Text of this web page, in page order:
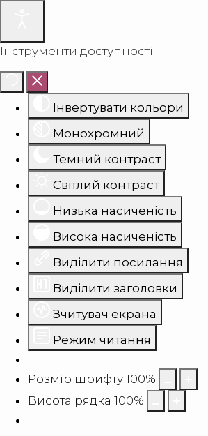
Інструменти доступності
Інвертувати кольори
Монохромний
Темний контраст
Світлий контраст
Низька насиченість
Висока насиченість
Виділити посилання
Виділити заголовки
Зчитувач екрана
Режим читання
Розмір шрифту 100%
Висота рядка 100%